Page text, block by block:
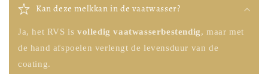
Kan deze melkkan in de vaatwasser?
Ja, het RVS is volledig vaatwasserbestendig, maar met
de hand afspoelen verlengt de levensduur van de
coating.